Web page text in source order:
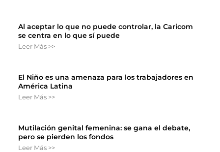
Al aceptar lo que no puede controlar, la Caricom
se centra en lo que sí puede
Leer Más >>
El Niño es una amenaza para los trabajadores en
América Latina
Leer Más >>
Mutilación genital femenina: se gana el debate,
pero se pierden los fondos
Leer Más >>